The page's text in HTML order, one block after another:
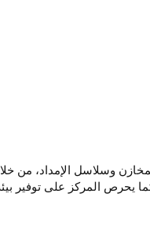
وسلاسل الإمداد، من
يحرص المركز على توفير